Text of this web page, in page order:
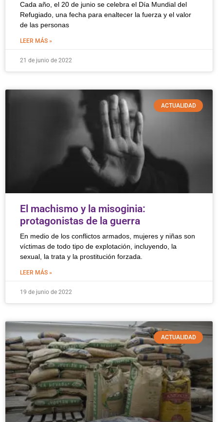
Cada año, el 20 de junio se celebra el Día Mundial del
Refugiado, una fecha para enaltecer la fuerza y ​​el valor
de las personas
LEER MÁS »
21 de junio de 2022
ACTUALIDAD
El machismo y la misoginia:
protagonistas de la guerra
En medio de los conflictos armados, mujeres y niñas son
víctimas de todo tipo de explotación, incluyendo, la
sexual, la trata y la prostitución forzada.
LEER MÁS »
19 de junio de 2022
ACTUALIDAD